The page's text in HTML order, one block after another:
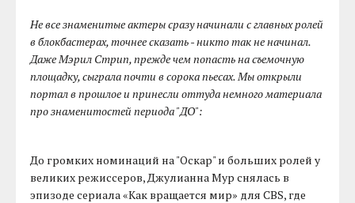
Не все знаменитые актеры сразу начинали с главных ролей
в блокбастерах, точнее сказать - никто так не начинал.
Даже Мэрил Стрип, прежде чем попасть на съемочную
площадку, сыграла почти в сорока пьесах. Мы открыли
портал в прошлое и принесли оттуда немного материала
про знаменитостей периода "ДО":
До громких номинаций на "Оскар" и больших ролей у
великих режиссеров, Джулианна Мур снялась в
эпизоде сериала «Как вращается мир» для CBS, где